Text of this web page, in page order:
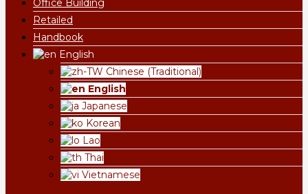
Office Building
Retailed
Handbook
English
Chinese (Traditional)
English
Japanese
Korean
Lao
Thai
Vietnamese